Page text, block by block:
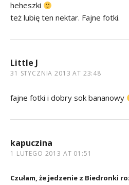
heheszki
też lubię ten nektar. Fajne fotki.
Little J
31 STYCZNIA 2013 AT 23:48
fajne fotki i dobry sok bananowy
kapuczina
1 LUTEGO 2013 AT 01:51
Czułam, że jedzenie z Biedronki